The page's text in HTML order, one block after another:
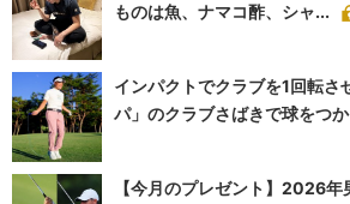
ものは魚、ナマコ酢、シャ...
インパクトでクラブを1回転さ
パ」のクラブさばきで球をつ
【今月のプレゼント】2026年